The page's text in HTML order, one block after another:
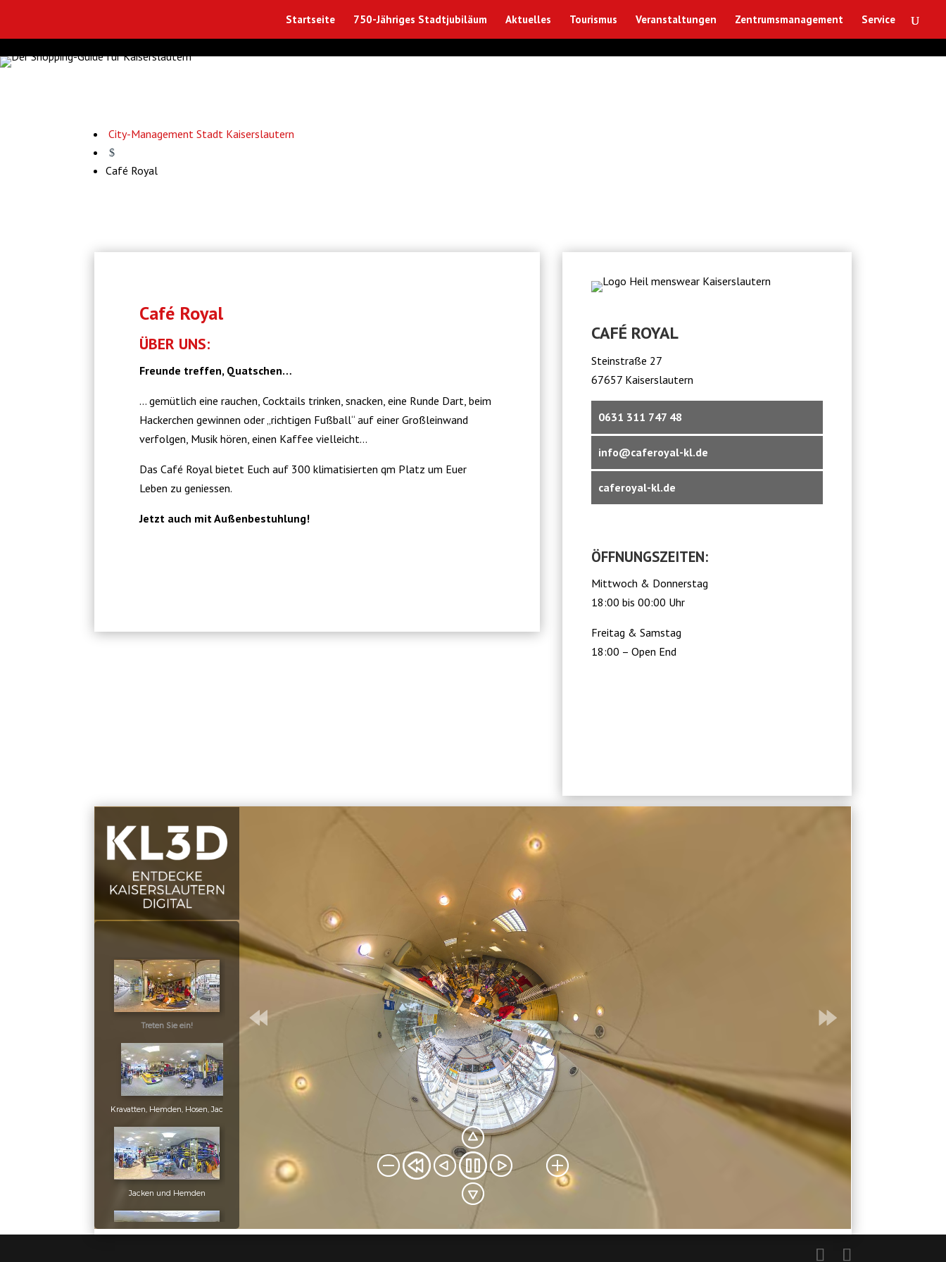
Startseite 750-Jähriges Stadtjubiläum Aktuelles Tourismus Veranstaltungen Zentrumsmanagement Service
City-Management Stadt Kaiserslautern
$
Café Royal
Café Royal
ÜBER UNS:
Freunde treffen, Quatschen…
… gemütlich eine rauchen, Cocktails trinken, snacken, eine Runde Dart, beim
Hackerchen gewinnen oder „richtigen Fußball“ auf einer Großleinwand
verfolgen, Musik hören, einen Kaffee vielleicht…
Das Café Royal bietet Euch auf 300 klimatisierten qm Platz um Euer
Leben zu geniessen.
Jetzt auch mit Außenbestuhlung!
CAFÉ ROYAL
Steinstraße 27
67657 Kaiserslautern
0631 311 747 48
info@caferoyal-kl.de
caferoyal-kl.de
ÖFFNUNGSZEITEN:
Mittwoch & Donnerstag
18:00 bis 00:00 Uhr
Freitag & Samstag
18:00 – Open End